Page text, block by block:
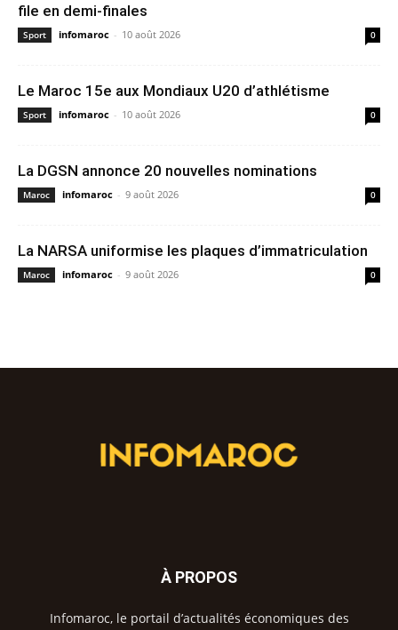
file en demi-finales
Sport infomaroc - 10 août 2026 0
Le Maroc 15e aux Mondiaux U20 d’athlétisme
Sport infomaroc - 10 août 2026 0
La DGSN annonce 20 nouvelles nominations
Maroc infomaroc - 9 août 2026 0
La NARSA uniformise les plaques d’immatriculation
Maroc infomaroc - 9 août 2026 0
À PROPOS
Infomaroc, le portail d’actualités économiques des